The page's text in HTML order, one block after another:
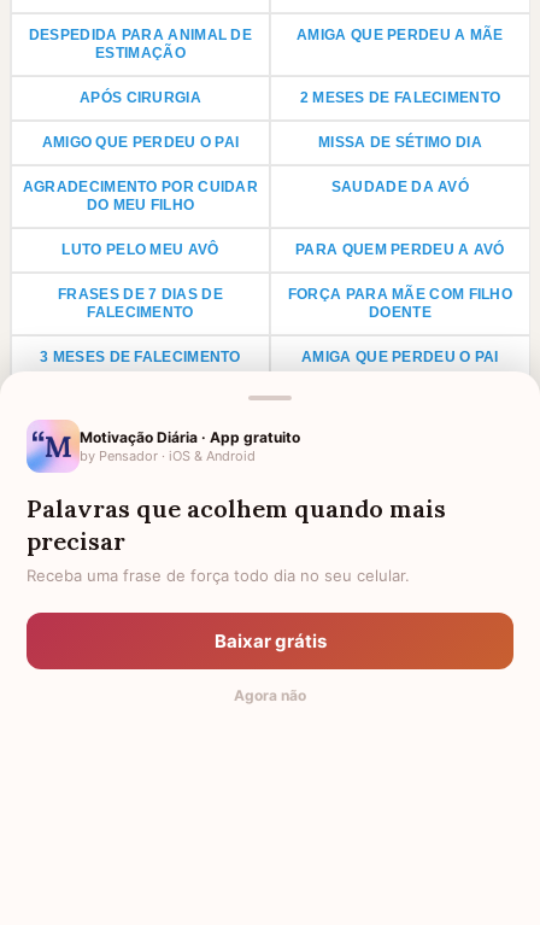
DESPEDIDA PARA ANIMAL DE
ESTIMAÇÃO
AMIGA QUE PERDEU A MÃE
APÓS CIRURGIA 2 MESES DE FALECIMENTO
AMIGO QUE PERDEU O PAI MISSA DE SÉTIMO DIA
AGRADECIMENTO POR CUIDAR
DO MEU FILHO
SAUDADE DA AVÓ
LUTO PELO MEU AVÔ PARA QUEM PERDEU A AVÓ
FRASES DE 7 DIAS DE
FALECIMENTO
FORÇA PARA MÃE COM FILHO
DOENTE
3 MESES DE FALECIMENTO AMIGA QUE PERDEU O PAI
CONFORTO POR DOENÇA NA
ANIVERSÁRIO PARA AVÓ
LUTO PARA TIO
AGRADECIMENTO PARA PADRE
FRASES DE LUTO PARA UM
HOMENAGEM PARA AMIGA
PARA QUEM PERDEU UM IRMÃO
TODAS AS CATEGORIAS
Motivação Diária · App gratuito
by Pensador · iOS & Android
Palavras que acolhem quando mais
precisar
Receba uma frase de força todo dia no seu celular.
Baixar grátis
Agora não